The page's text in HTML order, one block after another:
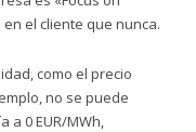
el cliente que nunca.
como el precio
no se puede
a 0 EUR/MWh,